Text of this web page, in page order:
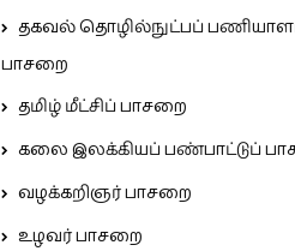
தகவல் தொழில்நுட்பப்
பாசறை
தமிழ் மீட்சிப் பாசறை
கலை இலக்கியப் பண்பாட்டுப்
வழக்கறிஞர் பாசறை
உழவர் பாசறை